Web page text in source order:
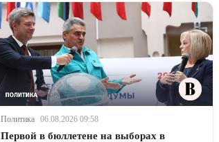
Политика 06.08.2026 09:58
Первой в бюллетене на выборах в